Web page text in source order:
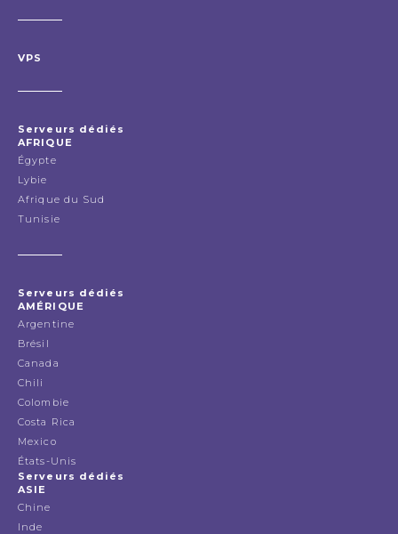
VPS
Serveurs dédiés
AFRIQUE
Égypte
Lybie
Afrique du Sud
Tunisie
Serveurs dédiés
AMÉRIQUE
Argentine
Brésil
Canada
Chili
Colombie
Costa Rica
Mexico
États-Unis
Serveurs dédiés
ASIE
Chine
Inde